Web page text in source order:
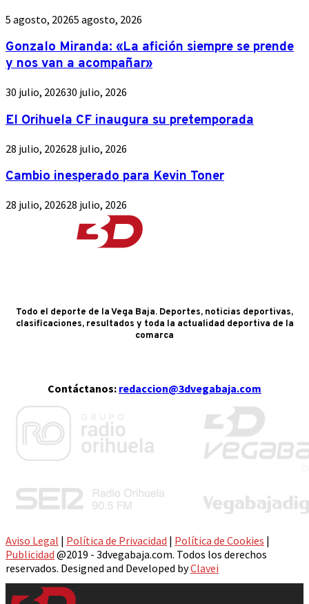
5 agosto, 20265 agosto, 2026
Gonzalo Miranda: «La afición siempre se prende
y nos van a acompañar»
30 julio, 202630 julio, 2026
El Orihuela CF inaugura su pretemporada
28 julio, 202628 julio, 2026
Cambio inesperado para Kevin Toner
28 julio, 202628 julio, 2026
Todo el deporte de la Vega Baja. Deportes, noticias deportivas,
clasificaciones, resultados y toda la actualidad deportiva de la
comarca
Contáctanos: redaccion@3dvegabaja.com
Aviso Legal | Política de Privacidad | Política de Cookies |
Publicidad @2019 - 3dvegabaja.com. Todos los derechos
reservados. Designed and Developed byClavei